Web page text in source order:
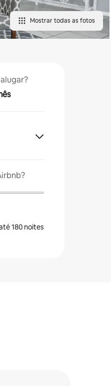
Mostrar todas as fotos
180 noites